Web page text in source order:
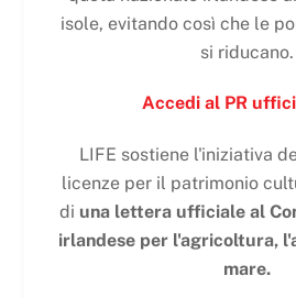
isole, evitando così che le
si riducano.
Accedi al PR
LIFE sostiene l'iniziativa
licenze per il patrimonio
di una lettera ufficiale al
irlandese per l'agricoltura,
mare.